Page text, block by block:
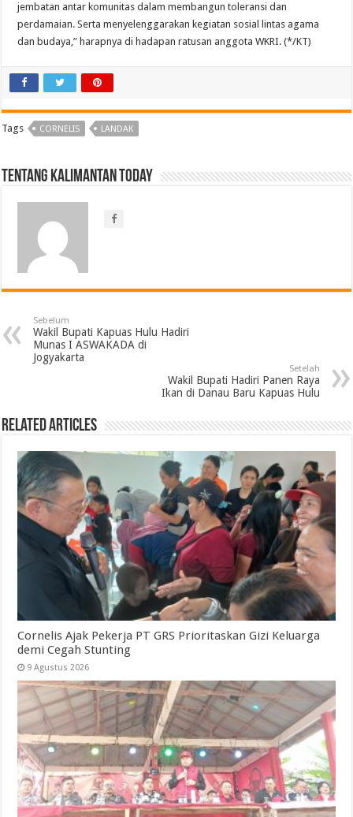
jembatan antar komunitas dalam membangun toleransi dan
perdamaian. Serta menyelenggarakan kegiatan sosial lintas agama
dan budaya,” harapnya di hadapan ratusan anggota WKRI. (*/KT)
Tags CORNELIS LANDAK
Tentang Kalimantan Today
Sebelum
Wakil Bupati Kapuas Hulu Hadiri
Munas I ASWAKADA di
Jogyakarta
Setelah
Wakil Bupati Hadiri Panen Raya
Ikan di Danau Baru Kapuas Hulu
Related Articles
Cornelis Ajak Pekerja PT GRS Prioritaskan Gizi Keluarga
demi Cegah Stunting
9 Agustus 2026